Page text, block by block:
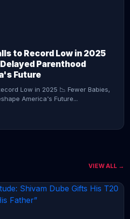
to Record Low in 2025
Parenthood
Future
Low in 2025 📉 Fewer Babies,
America's Future...
VIEW ALL →